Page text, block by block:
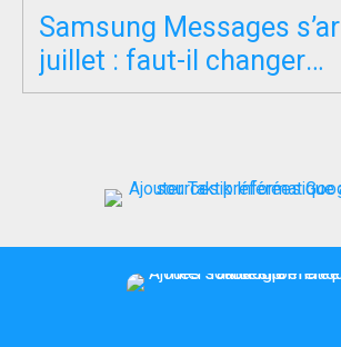
Samsung Messages
juillet : faut-il changer
d’application SMS ?